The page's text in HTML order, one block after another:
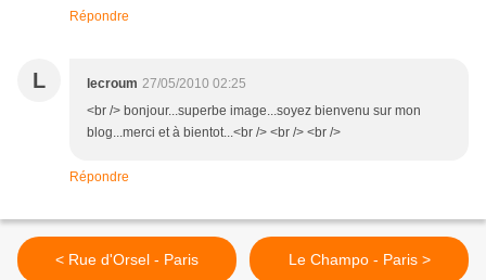
Répondre
L lecroum 27/05/2010 02:25
<br /> bonjour...superbe image...soyez bienvenu sur mon
blog...merci et à bientot...<br /> <br /> <br />
Répondre
< Rue d'Orsel - Paris Le Champo - Paris >